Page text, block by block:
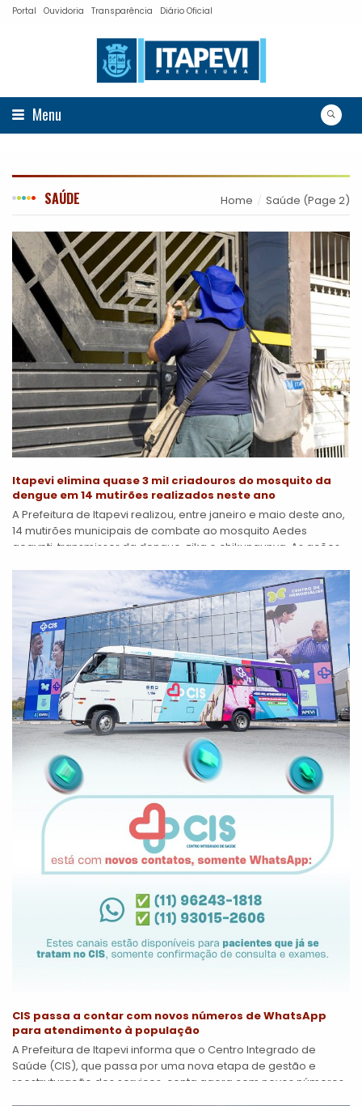
Portal Ouvidoria Transparência Diário Oficial
Menu
SAÚDE Home Saúde (Page 2)
Itapevi elimina quase 3 mil criadouros do mosquito da
dengue em 14 mutirões realizados neste ano
A Prefeitura de Itapevi realizou, entre janeiro e maio deste ano,
14 mutirões municipais de combate ao mosquito Aedes
aegypti, transmissor da dengue, zika e chikungunya. As ações
CIS passa a contar com novos números de WhatsApp
para atendimento à população
A Prefeitura de Itapevi informa que o Centro Integrado de
Saúde (CIS), que passa por uma nova etapa de gestão e
reestruturação dos serviços, conta agora com novos números